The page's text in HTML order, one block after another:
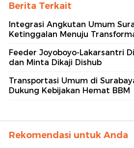
Berita Terkait
Integrasi Angkutan Umum
Ketinggalan Menuju
Feeder Joyoboyo-Lakarsantri
dan Minta Dikaji Dishub
Transportasi Umum di
Dukung Kebijakan Hemat BBM
Rekomendasi untuk Anda